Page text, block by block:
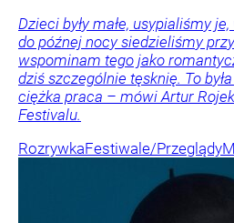
Dzieci były małe, usypialiśmy
do późnej nocy siedzieliśmy
wspominam tego jako
dziś szczególnie tęsknię. To
ciężka praca – mówi Artur
Festivalu.
RozrywkaFestiwale/Przeglądy